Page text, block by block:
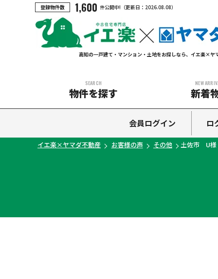
登録物件数 1,600 件公開中! （更新日： 2026.08.08）
高知の一戸建て・マンション・土地をお探しなら、イエ楽×ヤ
SEARCH
物件を探す
中古一戸建て
中古マンション
土地
新築一戸建て
NEW
新着
会員ログイン ロ
イエ楽×ヤマダ不動産 お客様の声 その他 土佐市 U様